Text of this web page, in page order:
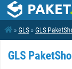
»GLS »GLS
GLS